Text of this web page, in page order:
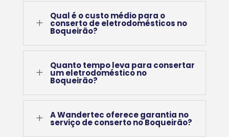
L
Qual é o custo médio para o
conserto de eletrodomésticos no
Boqueirão?
L
Quanto tempo leva para consertar
um eletrodoméstico no
Boqueirão?
L A Wandertec oferece garantia no
serviço de conserto no Boqueirão?